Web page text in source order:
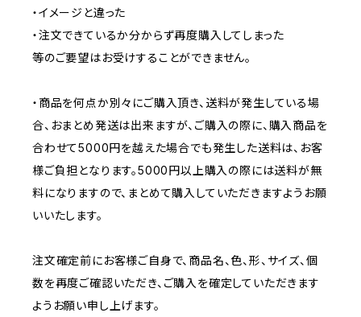
・イメージと違った
・注文できているか分からず再度購入してしまった
等のご要望はお受けすることができません。
・商品を何点か別々にご購入頂き、送料が発生している場
合、おまとめ発送は出来ますが、ご購入の際に、購入商品を
合わせて5000円を越えた場合でも発生した送料は、お客
様ご負担となります。5000円以上購入の際には送料が無
料になりますので、まとめて購入していただきますようお願
いいたします。
注文確定前にお客様ご自身で、商品名、色、形、サイズ、個
数を再度ご確認いただき、ご購入を確定していただきます
ようお願い申し上げます。